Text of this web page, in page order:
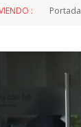
: Portada